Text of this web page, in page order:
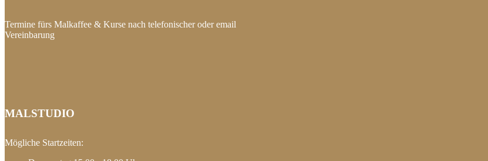
Termine fürs Malkaffee & Kurse nach telefonischer oder email
Vereinbarung
MALSTUDIO
Mögliche Startzeiten: